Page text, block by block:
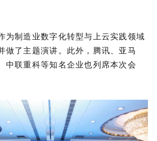
为制造业数字化转型与上云实践领域
做了主题演讲。此外，腾讯、亚马
中联重科等知名企业也列席本次会